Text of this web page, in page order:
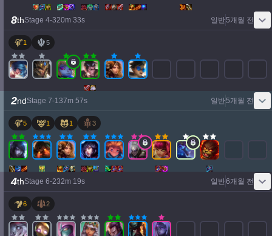
8thStage 4-320m 33s 일반5개월 전
1 5
2ndStage 7-137m 57s 일반5개월 전
5 1 1 3
4thStage 6-232m 19s 일반6개월 전
6 2